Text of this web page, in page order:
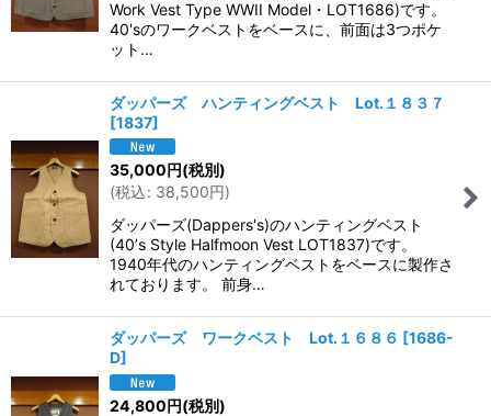
Work Vest Type WWII Model・LOT1686)です。
40'sのワークベストをベースに、前面は3つポケ
ット…
ダッパーズ ハンティングベスト Lot.１８３７
[1837]
35,000円(税別)
(税込: 38,500円)
ダッパーズ(Dappers's)のハンティングベスト
(40’s Style Halfmoon Vest LOT1837)です。
1940年代のハンティングベストをベースに製作さ
れております。 前身…
ダッパーズ ワークベスト Lot.１６８６ [1686-
D]
24,800円(税別)